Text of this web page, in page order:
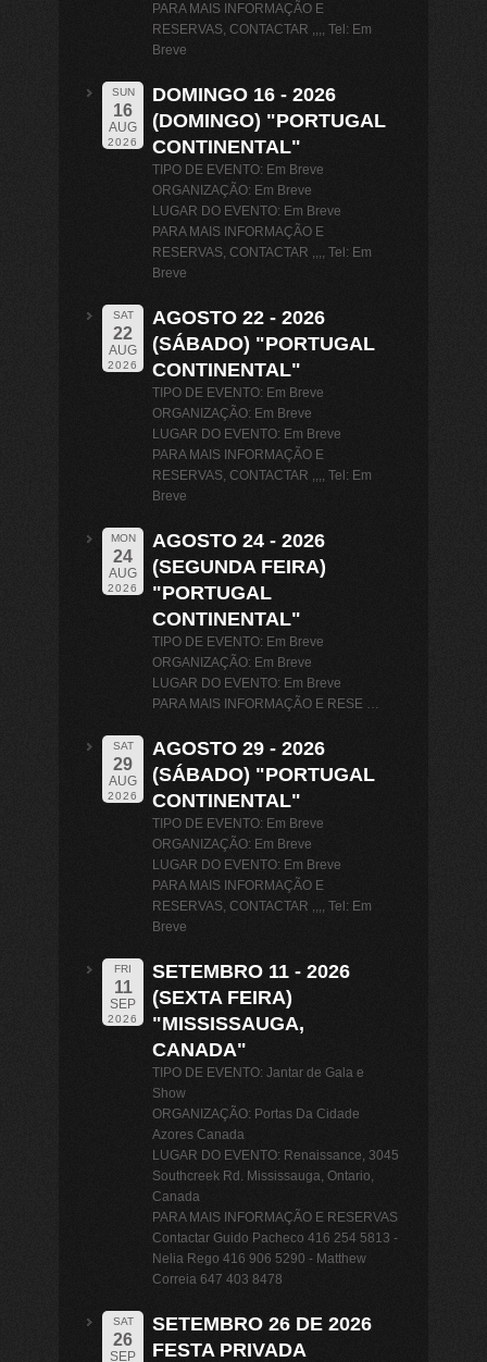
PARA MAIS INFORMAÇÃO E
RESERVAS, CONTACTAR ,,,, Tel: Em
Breve
SUN
16
AUG
2026
DOMINGO 16 - 2026
(DOMINGO) "PORTUGAL
CONTINENTAL"
TIPO DE EVENTO: Em Breve
ORGANIZAÇÃO: Em Breve
LUGAR DO EVENTO: Em Breve
PARA MAIS INFORMAÇÃO E
RESERVAS, CONTACTAR ,,,, Tel: Em
Breve
SAT
22
AUG
2026
AGOSTO 22 - 2026
(SÁBADO) "PORTUGAL
CONTINENTAL"
TIPO DE EVENTO: Em Breve
ORGANIZAÇÃO: Em Breve
LUGAR DO EVENTO: Em Breve
PARA MAIS INFORMAÇÃO E
RESERVAS, CONTACTAR ,,,, Tel: Em
Breve
MON
24
AUG
2026
AGOSTO 24 - 2026
(SEGUNDA FEIRA)
"PORTUGAL
CONTINENTAL"
TIPO DE EVENTO: Em Breve
ORGANIZAÇÃO: Em Breve
LUGAR DO EVENTO: Em Breve
PARA MAIS INFORMAÇÃO E RESE …
SAT
29
AUG
2026
AGOSTO 29 - 2026
(SÁBADO) "PORTUGAL
CONTINENTAL"
TIPO DE EVENTO: Em Breve
ORGANIZAÇÃO: Em Breve
LUGAR DO EVENTO: Em Breve
PARA MAIS INFORMAÇÃO E
RESERVAS, CONTACTAR ,,,, Tel: Em
Breve
FRI
11
SEP
2026
SETEMBRO 11 - 2026
(SEXTA FEIRA)
"MISSISSAUGA,
CANADA"
TIPO DE EVENTO: Jantar de Gala e
Show
ORGANIZAÇÃO: Portas Da Cidade
Azores Canada
LUGAR DO EVENTO: Renaissance, 3045
Southcreek Rd. Mississauga, Ontario,
Canada
PARA MAIS INFORMAÇÃO E RESERVAS
Contactar Guido Pacheco 416 254 5813 -
Nelia Rego 416 906 5290 - Matthew
Correia 647 403 8478
SAT
26
SEP
SETEMBRO 26 DE 2026
FESTA PRIVADA